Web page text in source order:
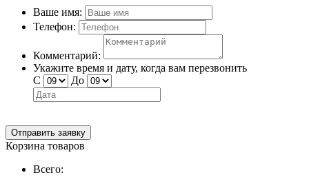
Ваше имя:
Телефон:
Комментарий:
Укажите время и дату, когда вам перезвонить
С
До
Отправить заявку
Корзина товаров
Всего: